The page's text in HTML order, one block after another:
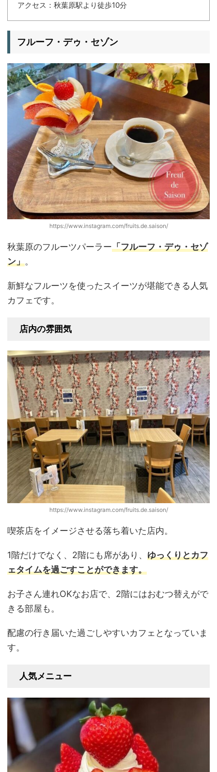
アクセス：秋葉原駅より徒歩10分
フルーフ・デゥ・セゾン
https://www.instagram.com/fruits.de.saison/
秋葉原のフルーツパーラー「フルーフ・デゥ・セゾ
ン」。
新鮮なフルーツを使ったスイーツが堪能できる人気
カフェです。
店内の雰囲気
https://www.instagram.com/fruits.de.saison/
喫茶店をイメージさせる落ち着いた店内。
1階だけでなく、2階にも席があり、 ゆっくりとカフ
ェタイムを過ごすことができます。
お子さん連れOKなお店で、2階にはおむつ替えがで
きる部屋も。
配慮の行き届いた過ごしやすいカフェとなっていま
す。
人気メニュー